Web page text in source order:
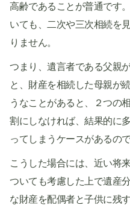
高齢であることが普通です
いても、二次や三次相続を
りません。
つまり、遺言者である父親
と、財産を相続した母親が
うなことがあると、２つの
割にしなければ、結果的に
ってしまうケースがあるので
こうした場合には、近い将
ついても考慮した上で遺産
な財産を配偶者と子供に残